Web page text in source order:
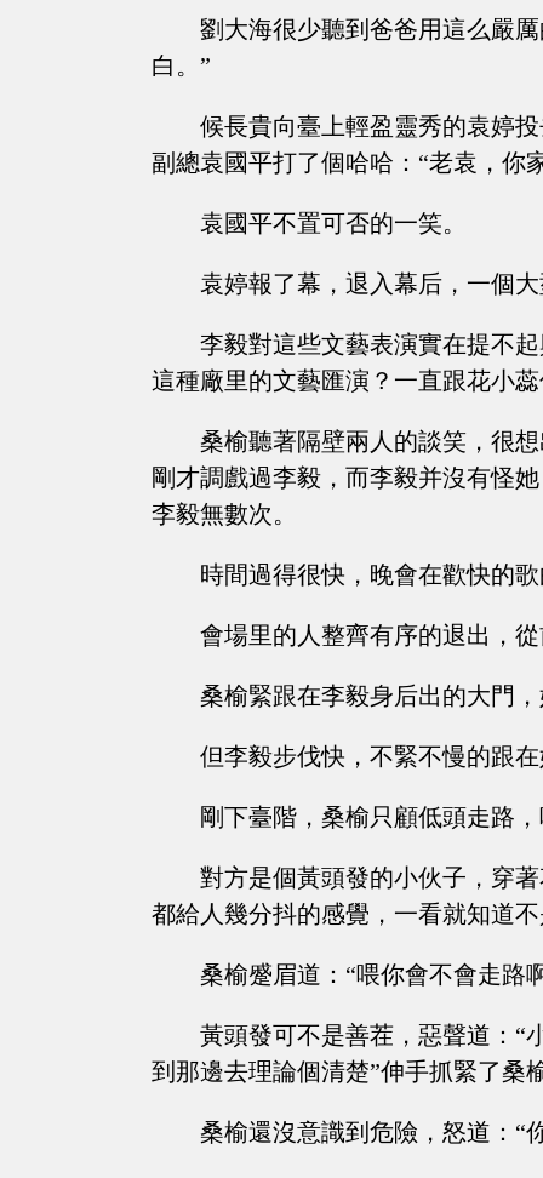
劉大海很少聽到爸爸用這么嚴
白。”
候長貴向臺上輕盈靈秀的袁婷
副總袁國平打了個哈哈：“老袁，你
袁國平不置可否的一笑。
袁婷報了幕，退入幕后，一個
李毅對這些文藝表演實在提不
這種廠里的文藝匯演？一直跟花小
桑榆聽著隔壁兩人的談笑，很
剛才調戲過李毅，而李毅并沒有怪
李毅無數次。
時間過得很快，晚會在歡快的
會場里的人整齊有序的退出，
桑榆緊跟在李毅身后出的大門
但李毅步伐快，不緊不慢的跟
剛下臺階，桑榆只顧低頭走路
對方是個黃頭發的小伙子，穿
都給人幾分抖的感覺，一看就知道
桑榆蹙眉道：“喂你會不會走路
黃頭發可不是善茬，惡聲道：“
到那邊去理論個清楚”伸手抓緊了桑
桑榆還沒意識到危險，怒道：“